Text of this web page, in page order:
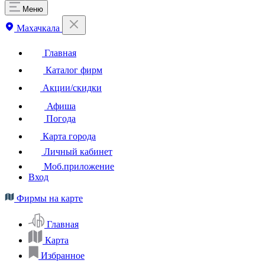
Меню
Махачкала
Главная
Каталог фирм
Акции/скидки
Афиша
Погода
Карта города
Личный кабинет
Моб.приложение
Вход
Фирмы на карте
Главная
Карта
Избранное